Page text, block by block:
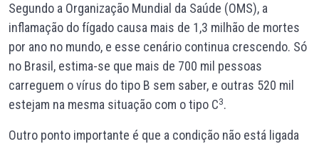
Segundo a Organização Mundial da Saúde (OMS), a
inflamação do fígado causa mais de 1,3 milhão de mortes
por ano no mundo, e esse cenário continua crescendo. Só
no Brasil, estima-se que mais de 700 mil pessoas
carreguem o vírus do tipo B sem saber, e outras 520 mil
estejam na mesma situação com o tipo C3.
Outro ponto importante é que a condição não está ligada